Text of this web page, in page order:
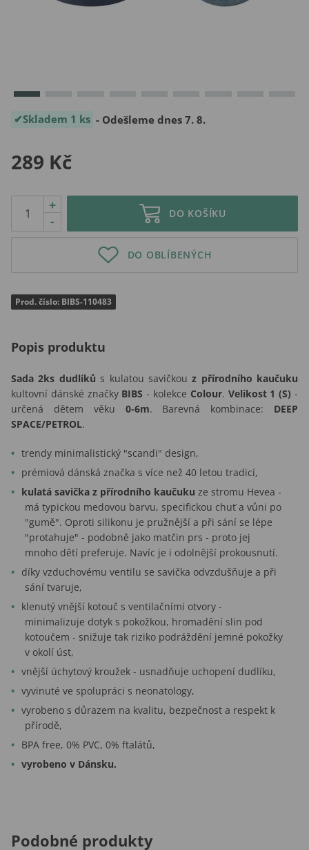
Skladem 1 ks - Odešleme dnes 7. 8.
289 Kč
-
+
DO KOŠÍKU
DO OBLÍBENÝCH
Prod. číslo: BIBS-110483
Popis produktu
Sada 2ks dudlíků s kulatou savičkouz přírodního kaučuku
kultovní dánské značky BIBS - kolekce Colour. Velikost 1 (S) -
určená dětem věku 0-6m. Barevná kombinace: DEEP
SPACE/PETROL.
trendy minimalistický "scandi" design,
prémiová dánská značka s více než 40 letou tradicí,
kulatá savička z přírodního kaučuku ze stromu Hevea -
má typickou medovou barvu, specifickou chuť a vůni po
"gumě". Oproti silikonu je pružnější a při sání se lépe
"protahuje" - podobně jako matčin prs - proto jej
mnoho dětí preferuje. Navíc je i odolnější prokousnutí.
díky vzduchovému ventilu se savička odvzdušňuje a při
sání tvaruje,
klenutý vnější kotouč s ventilačními otvory -
minimalizuje dotyk s pokožkou, hromadění slin pod
kotoučem - snižuje tak riziko podráždění jemné pokožky
v okolí úst,
vnější úchytový kroužek - usnadňuje uchopení dudlíku,
vyvinuté ve spolupráci s neonatology,
vyrobeno s důrazem na kvalitu, bezpečnost a respekt k
přírodě,
BPA free, 0% PVC, 0% ftalátů,
vyrobeno v Dánsku.
Podobné produkty